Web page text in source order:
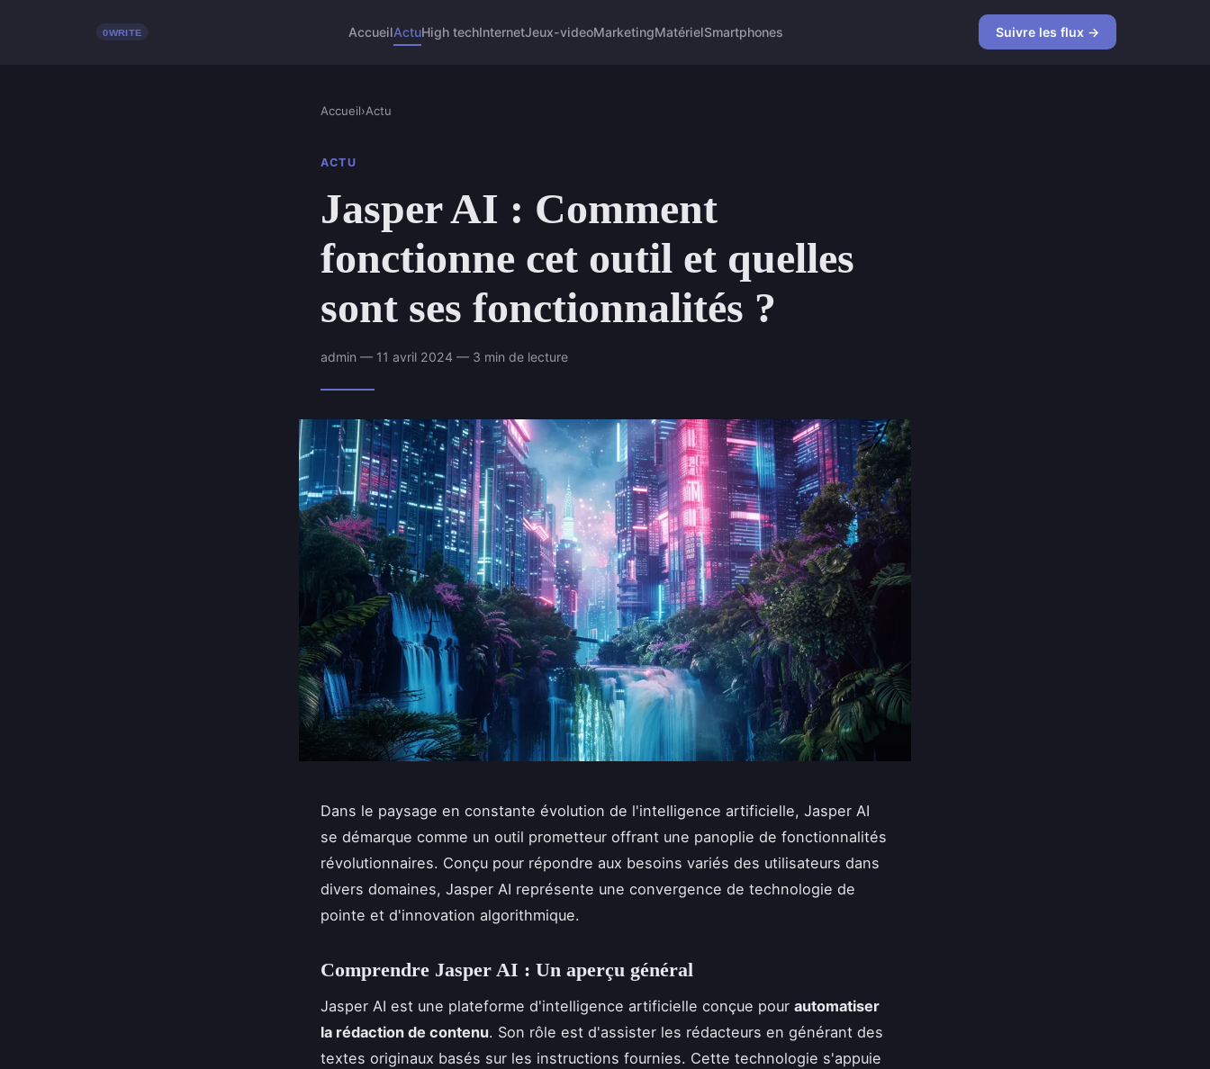
AccueilActuHigh techInternetJeux-videoMarketingMatérielSmartphones Suivre les flux →
Accueil›Actu
ACTU
Jasper AI : Comment
fonctionne cet outil et quelles
sont ses fonctionnalités ?
admin — 11 avril 2024 — 3 min de lecture
Dans le paysage en constante évolution de l'intelligence artificielle, Jasper AI
se démarque comme un outil prometteur offrant une panoplie de fonctionnalités
révolutionnaires. Conçu pour répondre aux besoins variés des utilisateurs dans
divers domaines, Jasper AI représente une convergence de technologie de
pointe et d'innovation algorithmique.
Comprendre Jasper AI : Un aperçu général
Jasper AI est une plateforme d'intelligence artificielle conçue pour automatiser
la rédaction de contenu. Son rôle est d'assister les rédacteurs en générant des
textes originaux basés sur les instructions fournies. Cette technologie s'appuie